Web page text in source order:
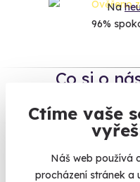
Ctíme vaše
Náš web používá
procházení stránek a
Na
96%
Co si o
Zobraz
Vše umíme